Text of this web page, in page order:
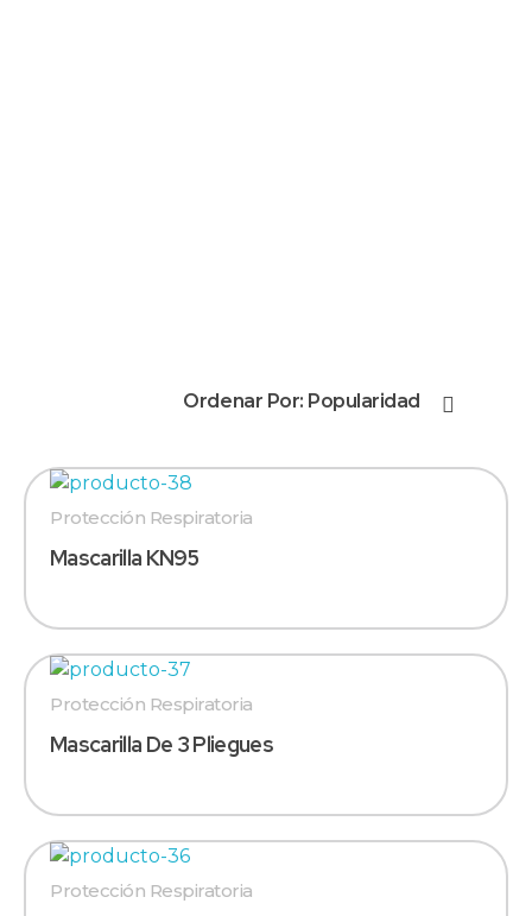
Ordenar Por: Popularidad
Mascarilla KN95
Protección Respiratoria
Mascarilla De 3 Pliegues
Protección Respiratoria
Protección Respiratoria